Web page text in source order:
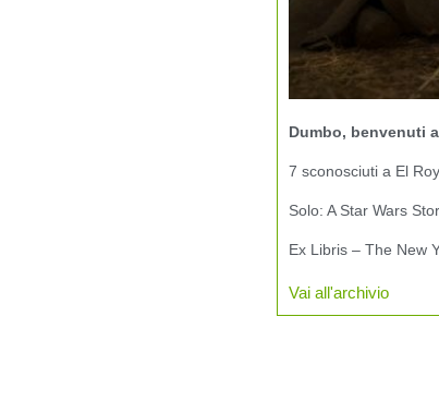
Dumbo, benvenuti
7 sconosciuti a El
Solo: A Star Wars
Ex Libris – The New
Vai all'archivio